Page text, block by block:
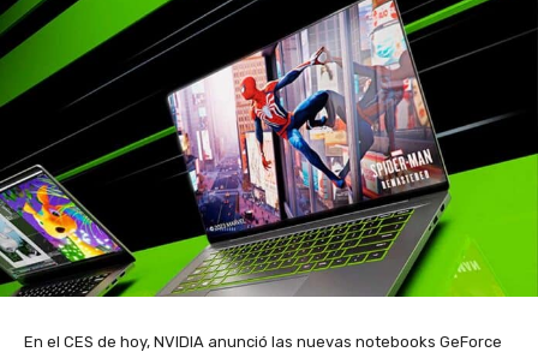
En el CES de hoy, NVIDIA anunció las nuevas notebooks GeForce